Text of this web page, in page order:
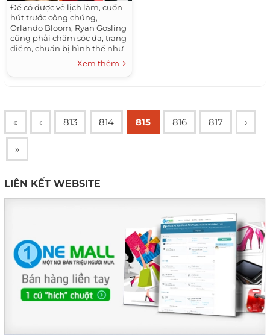
Để có được vẻ lịch lãm, cuốn
hút trước công chúng,
Orlando Bloom, Ryan Gosling
cũng phải chăm sóc da, trang
điểm, chuẩn bị hình thể như
Xem thêm
« ‹ 813 814 815 816 817 ›
»
LIÊN KẾT WEBSITE